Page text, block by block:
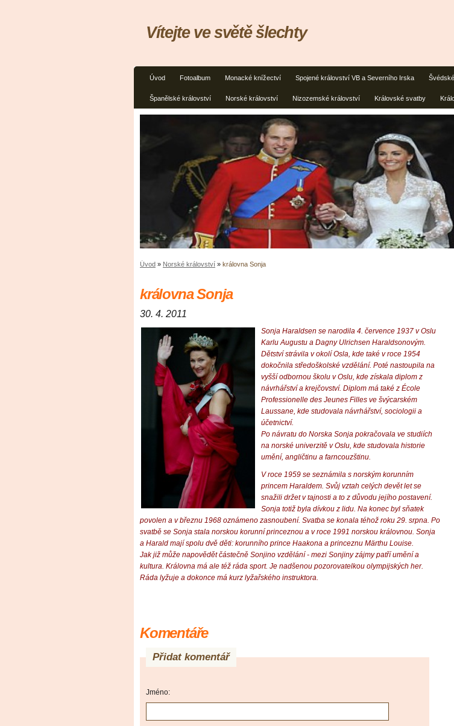
Úvod Fotoalbum Monacké knížectví Spojené království VB a Severního Irska
Španělské království Norské království Nizozemské království Královské svatby
Vítejte ve světě šlechty
Úvod » Norské království » královna Sonja
královna Sonja
30. 4. 2011
Sonja Haraldsen se narodila 4. července 1937 v Oslu
Karlu Augustu a Dagny Ulrichsen Haraldsonovým.
Dětství strávila v okolí Osla, kde také v roce 1954
dokočnila středoškolské vzdělání. Poté nastoupila na
vyšší odbornou školu v Oslu, kde získala diplom z
návrhářství a krejčovství. Diplom má také z École
Professionelle des Jeunes Filles ve švýcarském
Laussane, kde studovala návrhářství, sociologii a
účetnictví.
Po návratu do Norska Sonja pokračovala ve studiích
na norské univerzitě v Oslu, kde studovala historie
umění, angličtinu a farncouzštinu.
V roce 1959 se seznámila s norským korunním
princem Haraldem. Svůj vztah celých devět let se
snažili držet v tajnosti a to z důvodu jejího postavení.
Sonja totiž byla dívkou z lidu. Na konec byl sňatek
povolen a v březnu 1968 oznámeno zasnoubení. Svatba se konala téhož roku 29. srpna. Po
svatbě se Sonja stala norskou korunní princeznou a v roce 1991 norskou královnou. Sonja
a Harald mají spolu dvě děti: korunního prince Haakona a princeznu Märthu Louise.
Jak již může napovědět částečně Sonjino vzdělání - mezi Sonjiny zájmy patří umění a
kultura. Královna má ale též ráda sport. Je nadšenou pozorovatelkou olympijských her.
Ráda lyžuje a dokonce má kurz lyžařského instruktora.
Komentáře
Přidat komentář
Jméno: